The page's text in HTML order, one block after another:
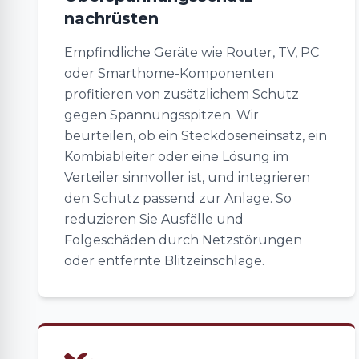
nachrüsten
Empfindliche Geräte wie Router, TV, PC
oder Smarthome-Komponenten
profitieren von zusätzlichem Schutz
gegen Spannungsspitzen. Wir
beurteilen, ob ein Steckdoseneinsatz, ein
Kombiableiter oder eine Lösung im
Verteiler sinnvoller ist, und integrieren
den Schutz passend zur Anlage. So
reduzieren Sie Ausfälle und
Folgeschäden durch Netzstörungen
oder entfernte Blitzeinschläge.